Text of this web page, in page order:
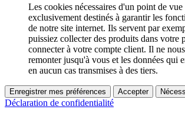
Les cookies nécessaires d'un point de
exclusivement destinés à garantir les
de notre site internet. Ils servent par
puissiez collecter des produits dans votre
connecter à votre compte client. Il ne
remonter jusqu'à vous et les données qui
en aucun cas transmises à des tiers.
Enregistrer mes préférences Accepter
Déclaration de confidentialité